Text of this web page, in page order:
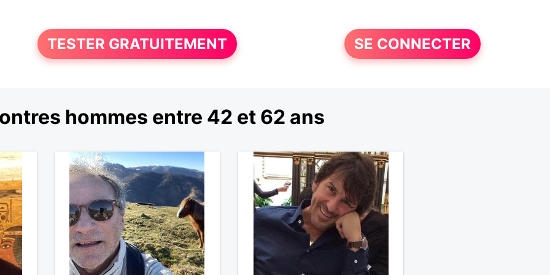
TESTER GRATUITEMENT SE CONNECTER
hommes entre 42 et 62 ans